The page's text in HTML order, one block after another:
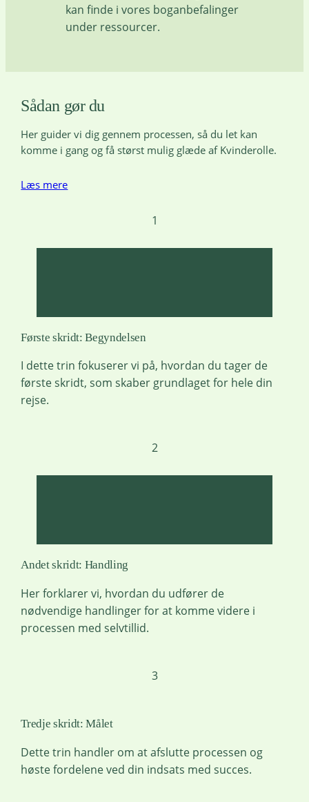
kan finde i vores boganbefalinger
under ressourcer.
Sådan gør du
Her guider vi dig gennem processen, så du let kan
komme i gang og få størst mulig glæde af Kvinderolle.
Læs mere
1
Første skridt: Begyndelsen
I dette trin fokuserer vi på, hvordan du tager de
første skridt, som skaber grundlaget for hele din
rejse.
2
Andet skridt: Handling
Her forklarer vi, hvordan du udfører de
nødvendige handlinger for at komme videre i
processen med selvtillid.
3
Tredje skridt: Målet
Dette trin handler om at afslutte processen og
høste fordelene ved din indsats med succes.